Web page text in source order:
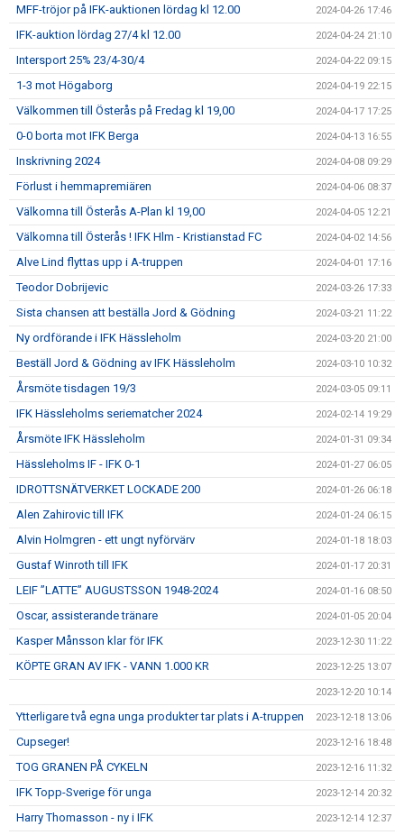
MFF-tröjor på IFK-auktionen lördag kl 12.00 2024-04-26 17:46
IFK-auktion lördag 27/4 kl 12.00 2024-04-24 21:10
Intersport 25% 23/4-30/4 2024-04-22 09:15
1-3 mot Högaborg 2024-04-19 22:15
Välkommen till Österås på Fredag kl 19,00 2024-04-17 17:25
0-0 borta mot IFK Berga 2024-04-13 16:55
Inskrivning 2024 2024-04-08 09:29
Förlust i hemmapremiären 2024-04-06 08:37
Välkomna till Österås A-Plan kl 19,00 2024-04-05 12:21
Välkomna till Österås ! IFK Hlm - Kristianstad FC 2024-04-02 14:56
Alve Lind flyttas upp i A-truppen 2024-04-01 17:16
Teodor Dobrijevic 2024-03-26 17:33
Sista chansen att beställa Jord & Gödning 2024-03-21 11:22
Ny ordförande i IFK Hässleholm 2024-03-20 21:00
Beställ Jord & Gödning av IFK Hässleholm 2024-03-10 10:32
Årsmöte tisdagen 19/3 2024-03-05 09:11
IFK Hässleholms seriematcher 2024 2024-02-14 19:29
Årsmöte IFK Hässleholm 2024-01-31 09:34
Hässleholms IF - IFK 0-1 2024-01-27 06:05
IDROTTSNÄTVERKET LOCKADE 200 2024-01-26 06:18
Alen Zahirovic till IFK 2024-01-24 06:15
Alvin Holmgren - ett ungt nyförvärv 2024-01-18 18:03
Gustaf Winroth till IFK 2024-01-17 20:31
LEIF ”LATTE” AUGUSTSSON 1948-2024 2024-01-16 08:50
Oscar, assisterande tränare 2024-01-05 20:04
Kasper Månsson klar för IFK 2023-12-30 11:22
KÖPTE GRAN AV IFK - VANN 1.000 KR 2023-12-25 13:07
2023-12-20 10:14
Ytterligare två egna unga produkter tar plats i A-truppen 2023-12-18 13:06
Cupseger! 2023-12-16 18:48
TOG GRANEN PÅ CYKELN 2023-12-16 11:32
IFK Topp-Sverige för unga 2023-12-14 20:32
Harry Thomasson - ny i IFK 2023-12-14 12:37